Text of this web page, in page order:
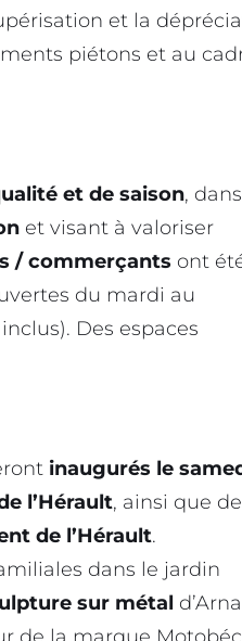
et la
piétons et au
et de saison,
et visant à valoriser
/ commerçants ont
du mardi au
Des espaces
inaugurés le
l’Hérault, ainsi que
de l’Hérault.
dans le jardin
sur métal